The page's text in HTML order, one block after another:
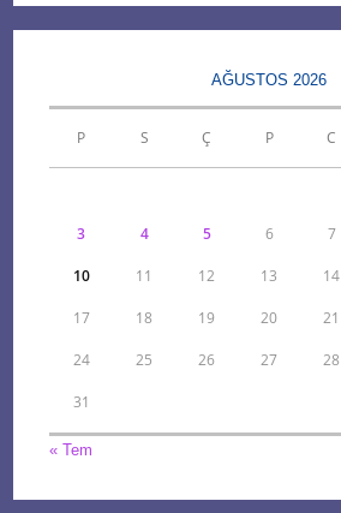
AĞUSTOS 2026
P S Ç P C
3 4 5 6 7
10 11 12 13 14
17 18 19 20 21
24 25 26 27 28
31
« Tem